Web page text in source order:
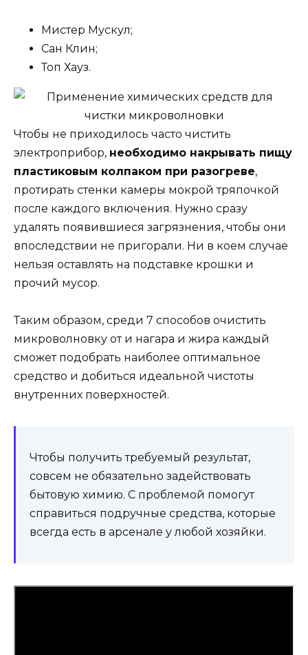
Мистер Мускул;
Сан Клин;
Топ Хауз.
Чтобы не приходилось часто чистить
электроприбор, необходимо накрывать пищу
пластиковым колпаком при разогреве,
протирать стенки камеры мокрой тряпочкой
после каждого включения. Нужно сразу
удалять появившиеся загрязнения, чтобы они
впоследствии не пригорали. Ни в коем случае
нельзя оставлять на подставке крошки и
прочий мусор.
Таким образом, среди 7 способов очистить
микроволновку от и нагара и жира каждый
сможет подобрать наиболее оптимальное
средство и добиться идеальной чистоты
внутренних поверхностей.
Чтобы получить требуемый результат,
совсем не обязательно задействовать
бытовую химию. С проблемой помогут
справиться подручные средства, которые
всегда есть в арсенале у любой хозяйки.